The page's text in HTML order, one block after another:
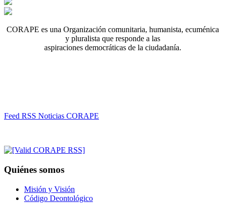
CORAPE es una Organización comunitaria, humanista, ecuménica
y pluralista que responde a las
aspiraciones democráticas de la ciudadanía.
Feed RSS Noticias CORAPE
Quiénes somos
Misión y Visión
Código Deontológico